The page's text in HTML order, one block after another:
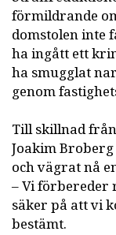
förmildrande
domstolen inte
ha ingått ett
ha smugglat
genom
Till skillnad
Joakim
och vägrat nå
– Vi förbereder
säker på att vi
bestämt.